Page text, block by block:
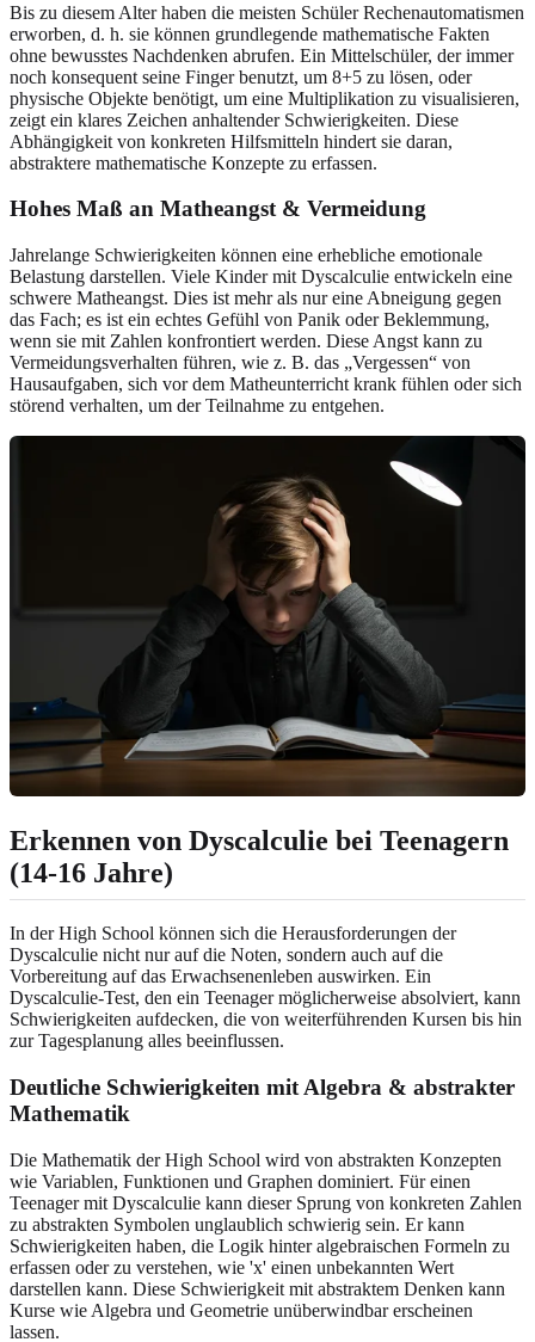
Bis zu diesem Alter haben die meisten Schüler Rechenautomatismen
erworben, d. h. sie können grundlegende mathematische Fakten
ohne bewusstes Nachdenken abrufen. Ein Mittelschüler, der immer
noch konsequent seine Finger benutzt, um 8+5 zu lösen, oder
physische Objekte benötigt, um eine Multiplikation zu visualisieren,
zeigt ein klares Zeichen anhaltender Schwierigkeiten. Diese
Abhängigkeit von konkreten Hilfsmitteln hindert sie daran,
abstraktere mathematische Konzepte zu erfassen.
Hohes Maß an Matheangst & Vermeidung
Jahrelange Schwierigkeiten können eine erhebliche emotionale
Belastung darstellen. Viele Kinder mit Dyscalculie entwickeln eine
schwere Matheangst. Dies ist mehr als nur eine Abneigung gegen
das Fach; es ist ein echtes Gefühl von Panik oder Beklemmung,
wenn sie mit Zahlen konfrontiert werden. Diese Angst kann zu
Vermeidungsverhalten führen, wie z. B. das „Vergessen“ von
Hausaufgaben, sich vor dem Matheunterricht krank fühlen oder sich
störend verhalten, um der Teilnahme zu entgehen.
Erkennen von Dyscalculie bei Teenagern
(14-16 Jahre)
In der High School können sich die Herausforderungen der
Dyscalculie nicht nur auf die Noten, sondern auch auf die
Vorbereitung auf das Erwachsenenleben auswirken. Ein
Dyscalculie-Test, den ein Teenager möglicherweise absolviert, kann
Schwierigkeiten aufdecken, die von weiterführenden Kursen bis hin
zur Tagesplanung alles beeinflussen.
Deutliche Schwierigkeiten mit Algebra & abstrakter
Mathematik
Die Mathematik der High School wird von abstrakten Konzepten
wie Variablen, Funktionen und Graphen dominiert. Für einen
Teenager mit Dyscalculie kann dieser Sprung von konkreten Zahlen
zu abstrakten Symbolen unglaublich schwierig sein. Er kann
Schwierigkeiten haben, die Logik hinter algebraischen Formeln zu
erfassen oder zu verstehen, wie 'x' einen unbekannten Wert
darstellen kann. Diese Schwierigkeit mit abstraktem Denken kann
Kurse wie Algebra und Geometrie unüberwindbar erscheinen
lassen.